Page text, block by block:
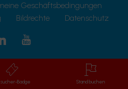
Geschäftsbedingungen
Bildrechte Datenschutz
Badge Stand buchen